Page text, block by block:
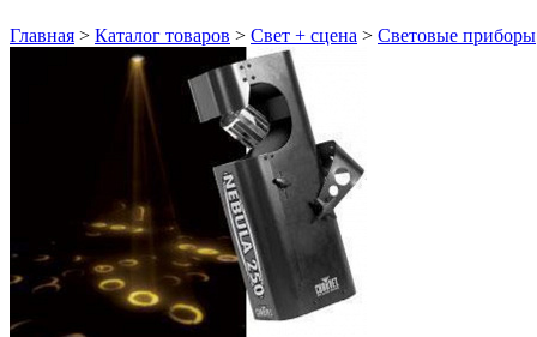
Главная > Каталог товаров > Свет + сцена > Световые приборы